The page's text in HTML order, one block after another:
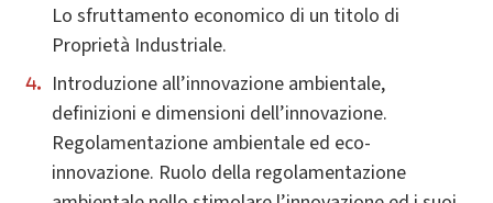
Lo sfruttamento economico di un titolo di
Proprietà Industriale.
Introduzione all’innovazione ambientale,
definizioni e dimensioni dell’innovazione.
Regolamentazione ambientale ed eco-
innovazione. Ruolo della regolamentazione